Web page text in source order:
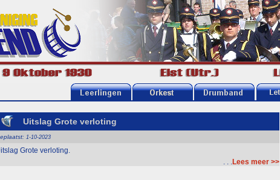
Uitslag Grote verloting
: 1-10-2023
Grote verloting.
. . .Lees meer >>